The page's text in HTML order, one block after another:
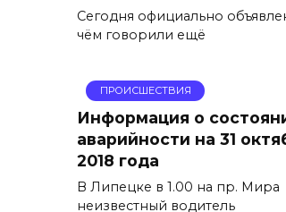
Сегодня официально
чём говорили ещё
ПРОИСШЕСТВИЯ
Информация о
аварийности на 31
2018 года
В Липецке в 1.00 на пр. Мира
неизвестный водитель